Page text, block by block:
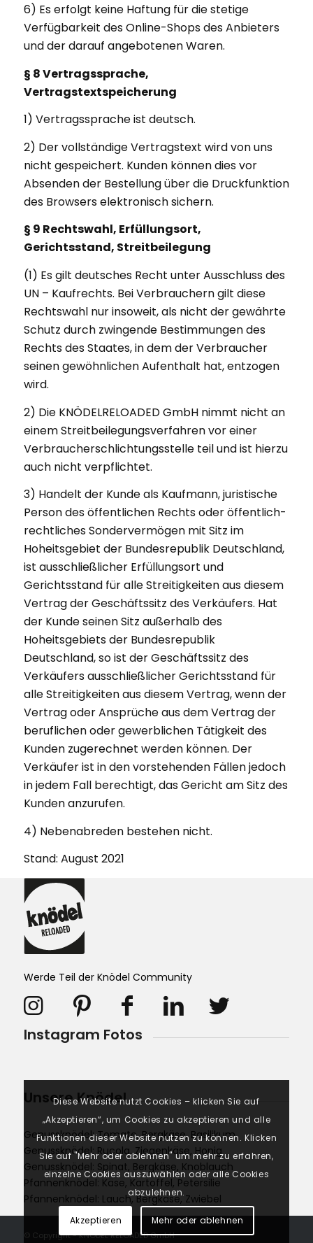
6) Es erfolgt keine Haftung für die stetige
Verfügbarkeit des Online-Shops des Anbieters
und der darauf angebotenen Waren.
§ 8 Vertragssprache,
Vertragstextspeicherung
1) Vertragssprache ist deutsch.
2) Der vollständige Vertragstext wird von uns
nicht gespeichert. Kunden können dies vor
Absenden der Bestellung über die Druckfunktion
des Browsers elektronisch sichern.
§ 9 Rechtswahl, Erfüllungsort,
Gerichtsstand, Streitbeilegung
(1) Es gilt deutsches Recht unter Ausschluss des
UN – Kaufrechts. Bei Verbrauchern gilt diese
Rechtswahl nur insoweit, als nicht der gewährte
Schutz durch zwingende Bestimmungen des
Rechts des Staates, in dem der Verbraucher
seinen gewöhnlichen Aufenthalt hat, entzogen
wird.
2) Die KNÖDELRELOADED GmbH nimmt nicht an
einem Streitbeilegungsverfahren vor einer
Verbraucherschlichtungsstelle teil und ist hierzu
auch nicht verpflichtet.
3) Handelt der Kunde als Kaufmann, juristische
Person des öffentlichen Rechts oder öffentlich-
rechtliches Sondervermögen mit Sitz im
Hoheitsgebiet der Bundesrepublik Deutschland,
ist ausschließlicher Erfüllungsort und
Gerichtsstand für alle Streitigkeiten aus diesem
Vertrag der Geschäftssitz des Verkäufers. Hat
der Kunde seinen Sitz außerhalb des
Hoheitsgebiets der Bundesrepublik
Deutschland, so ist der Geschäftssitz des
Verkäufers ausschließlicher Gerichtsstand für
alle Streitigkeiten aus diesem Vertrag, wenn der
Vertrag oder Ansprüche aus dem Vertrag der
beruflichen oder gewerblichen Tätigkeit des
Kunden zugerechnet werden können. Der
Verkäufer ist in den vorstehenden Fällen jedoch
in jedem Fall berechtigt, das Gericht am Sitz des
Kunden anzurufen.
4) Nebenabreden bestehen nicht.
Stand: August 2021
Werde Teil der Knödel Community
Instagram Fotos
Unsere Knödel
Genussknödel: Tomate, Bergkäse, Basilikum
Genussknödel: Rucola, Ziegenkäse, Honig
Genussknödel: Spinat, Bergkäse, Knoblauch
Pfannenknödel: Käse, Kartoffel, Petersilie
Pfannenknödel: Lauch, Bergkäse, Zwiebel
© Copyright - KNÖDEL RELOADED GmbH
Diese Website nutzt Cookies – klicken Sie auf
„Akzeptieren“, um Cookies zu akzeptieren und alle
Funktionen dieser Website nutzen zu können. Klicken
Sie auf "Mehr oder ablehnen" um mehr zu erfahren,
einzelne Cookies auszuwählen oder alle Cookies
abzulehnen.
Akzeptieren Mehr oder ablehnen